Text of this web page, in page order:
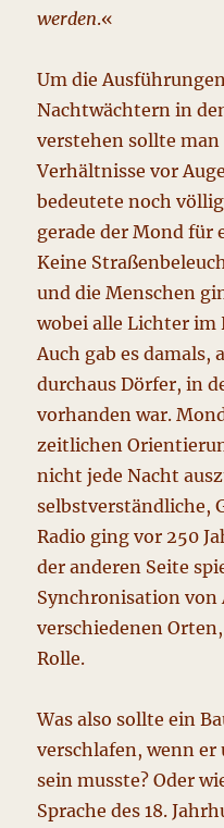
werden.«
Um die
Nachtwächtern in
verstehen sollte
Verhältnisse vor
bedeutete noch
gerade der Mond für
Keine
und die Menschen
wobei alle Lichter im
Auch gab es damals,
durchaus Dörfer, in
vorhanden war.
zeitlichen
nicht jede Nacht
selbstverständliche,
Radio ging vor 250
der anderen Seite
Synchronisation von
verschiedenen
Rolle.
Was also sollte ein
verschlafen, wenn er
sein musste? Oder
Sprache des 18.